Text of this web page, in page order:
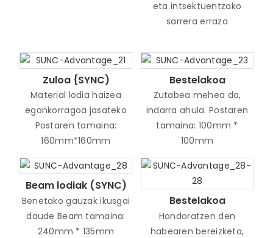
eta intsektuentzako
sarrera erraza
Zuloa {SYNC)
Material lodia haizea
egonkorragoa jasateko
Postaren tamaina:
160mm*160mm
Bestelakoa
Zutabea mehea da,
indarra ahula. Postaren
tamaina: 100mm *
100mm
Beam lodiak (SYNC)
Benetako gauzak ikusgai
daude Beam tamaina:
240mm * 135mm
Bestelakoa
Hondoratzen den
habearen bereizketa,